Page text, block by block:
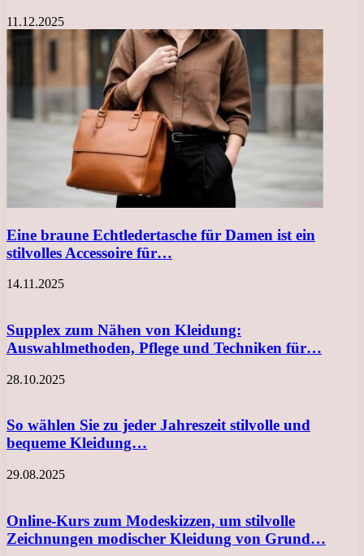
11.12.2025
Eine braune Echtledertasche für Damen ist ein
stilvolles Accessoire für…
14.11.2025
Supplex zum Nähen von Kleidung:
Auswahlmethoden, Pflege und Techniken für…
28.10.2025
So wählen Sie zu jeder Jahreszeit stilvolle und
bequeme Kleidung…
29.08.2025
Online-Kurs zum Modeskizzen, um stilvolle
Zeichnungen modischer Kleidung von Grund…